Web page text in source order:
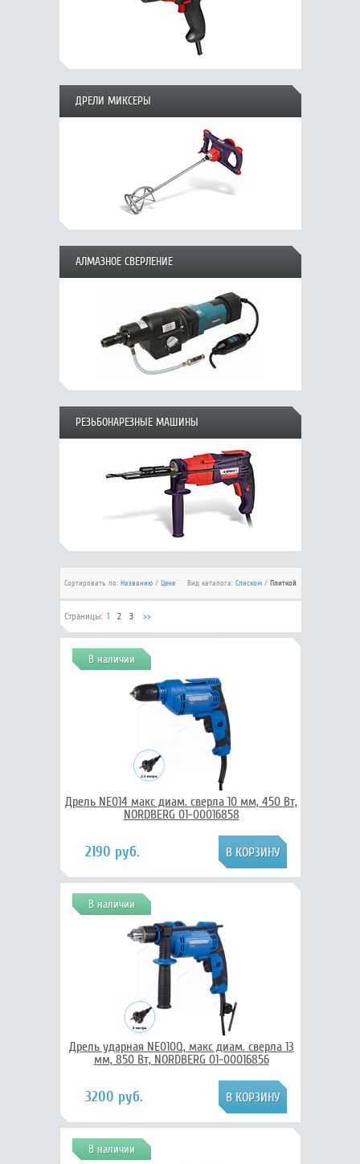
ДРЕЛИ МИКСЕРЫ
АЛМАЗНОЕ СВЕРЛЕНИЕ
РЕЗЬБОНАРЕЗНЫЕ МАШИНЫ
Сортировать по: Названию/ Цене Вид каталога: Списком/ Плиткой
Страницы: 1 2 3 >>
В наличии
Дрель NE014 макс диам. сверла 10 мм, 450 Вт,
NORDBERG 01-00016858
2190 руб.
В наличии
Дрель ударная NE010Q, макс диам. сверла 13
мм, 850 Вт, NORDBERG 01-00016856
3200 руб.
В наличии